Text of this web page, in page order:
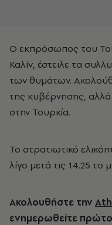
Ο εκπρόσωπος του
Καλίν, έστειλε τα
των θυμάτων.
της κυβέρνησης,
στην Τουρκία.
Το στρατιωτικό
λίγο μετά τις 14.25 το
Ακολουθήστε την
ενημερωθείτε